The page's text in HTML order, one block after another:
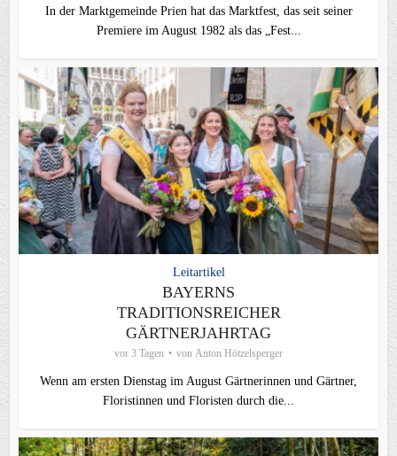
In der Marktgemeinde Prien hat das Marktfest, das seit seiner
Premiere im August 1982 als das „Fest...
Leitartikel
BAYERNS
TRADITIONSREICHER
GÄRTNERJAHRTAG
vor 3 Tagen von Anton Hötzelsperger
Wenn am ersten Dienstag im August Gärtnerinnen und Gärtner,
Floristinnen und Floristen durch die...